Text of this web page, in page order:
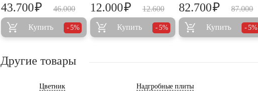
46.000
43.700₽
Купить 5%
12.600
12.000₽
Купить 5%
87.000
82.700₽
Купить 5%
Другие товары
Цветник Надгробные плиты